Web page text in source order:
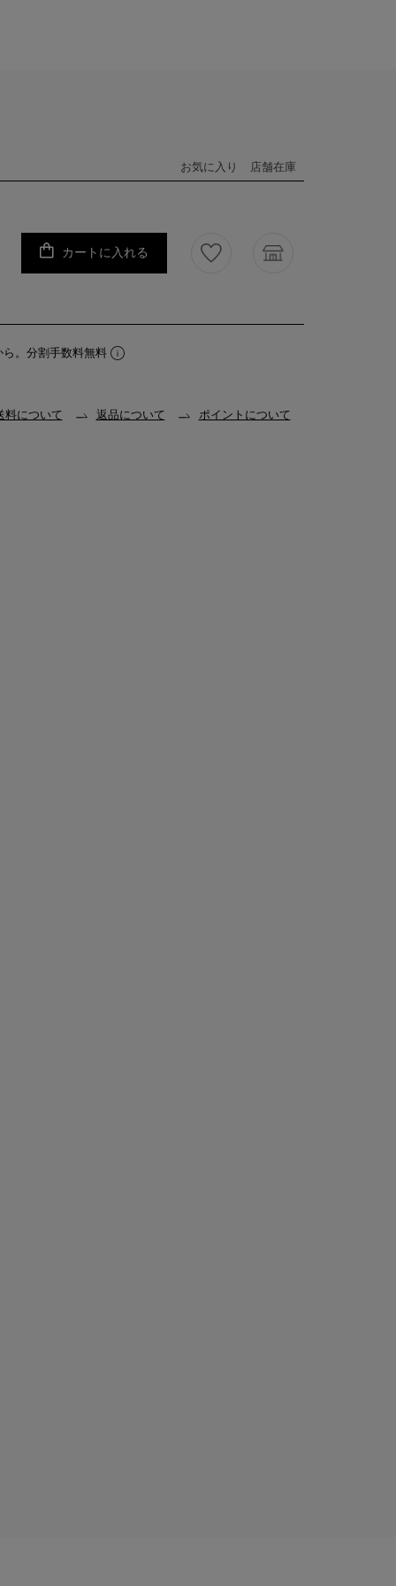
お気に入り 店舗在庫
カートに入れる
ら。分割手数料無料
料について 返品について ポイントについて